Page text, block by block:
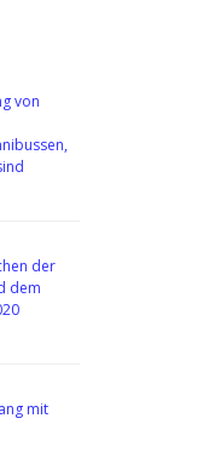
von
der
dem
mit